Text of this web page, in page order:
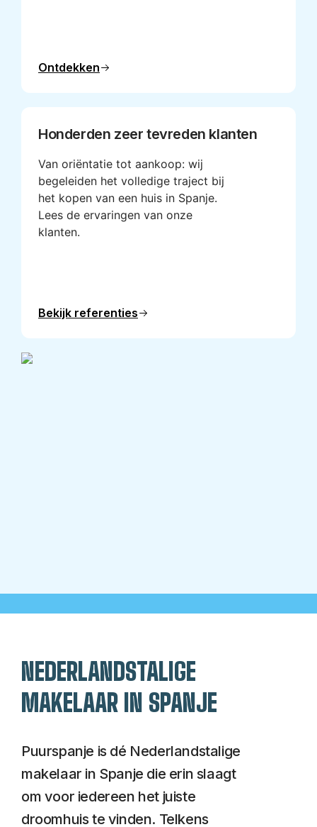
Ontdekken
Honderden zeer tevreden klanten
Van oriëntatie tot aankoop: wij
begeleiden het volledige traject bij
het kopen van een huis in Spanje.
Lees de ervaringen van onze
klanten.
Bekijk referenties
NEDERLANDSTALIGE
MAKELAAR IN SPANJE
Puurspanje is dé Nederlandstalige
makelaar in Spanje die erin slaagt
om voor iedereen het juiste
droomhuis te vinden. Telkens